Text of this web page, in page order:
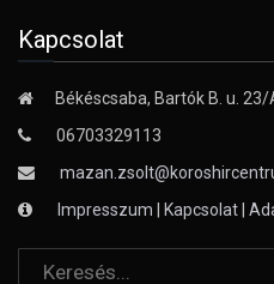
Kapcsolat
Békéscsaba, Bartók B. u. 23/
06703329113
Impresszum
Kapcsolat